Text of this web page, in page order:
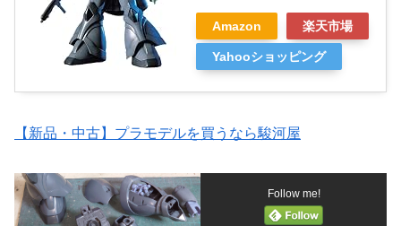
Amazon 楽天市場
Yahooショッピング
【新品・中古】プラモデルを買うなら駿河屋
Follow me!